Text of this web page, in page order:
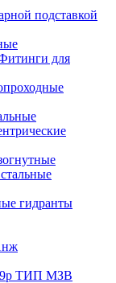
подставкой
для
гидранты
ТИП МЗВ